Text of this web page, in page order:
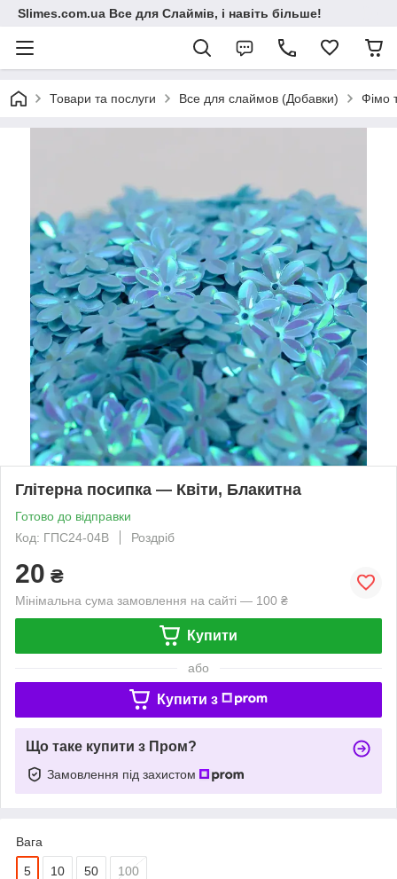
Slimes.com.ua Все для Слаймів, і навіть більше!
Товари та послуги Все для слаймов (Добавки) Фімо
Глітерна посипка — Квіти, Блакитна
Готово до відправки
Код: ГПС24-04B
Роздріб
20 ₴
Мінімальна сума замовлення на сайті — 100 ₴
Купити
або
Купити з
Що таке купити з Пром?
Замовлення під захистом
Вага
5 10 50 100